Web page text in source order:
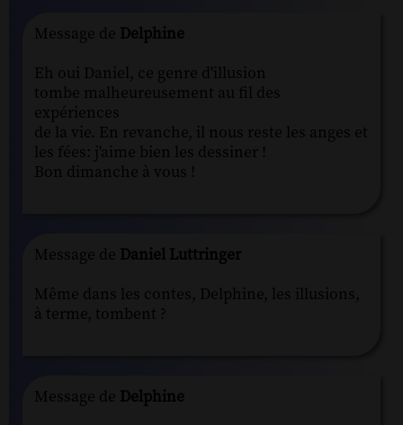
Message de Delphine
Eh oui Daniel, ce genre d'illusion
tombe malheureusement au fil des
expériences
de la vie. En revanche, il nous reste les anges et
les fées: j'aime bien les dessiner !
Bon dimanche à vous !
Message de Daniel Luttringer
Même dans les contes, Delphine, les illusions,
à terme, tombent ?
Message de Delphine